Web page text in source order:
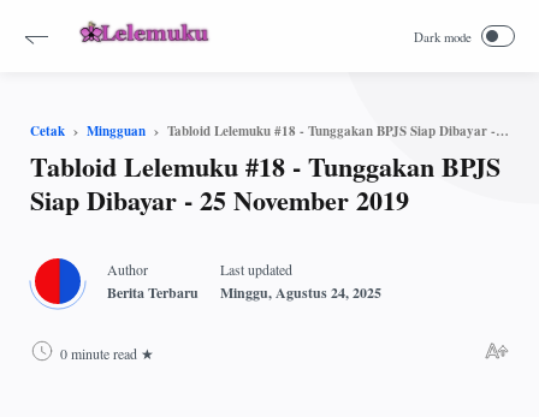
Cetak Mingguan Tabloid Lelemuku #18 - Tunggakan BPJS Siap Dibayar - 25 November 2019
Tabloid Lelemuku #18 - Tunggakan BPJS
Siap Dibayar - 25 November 2019
0 minute read